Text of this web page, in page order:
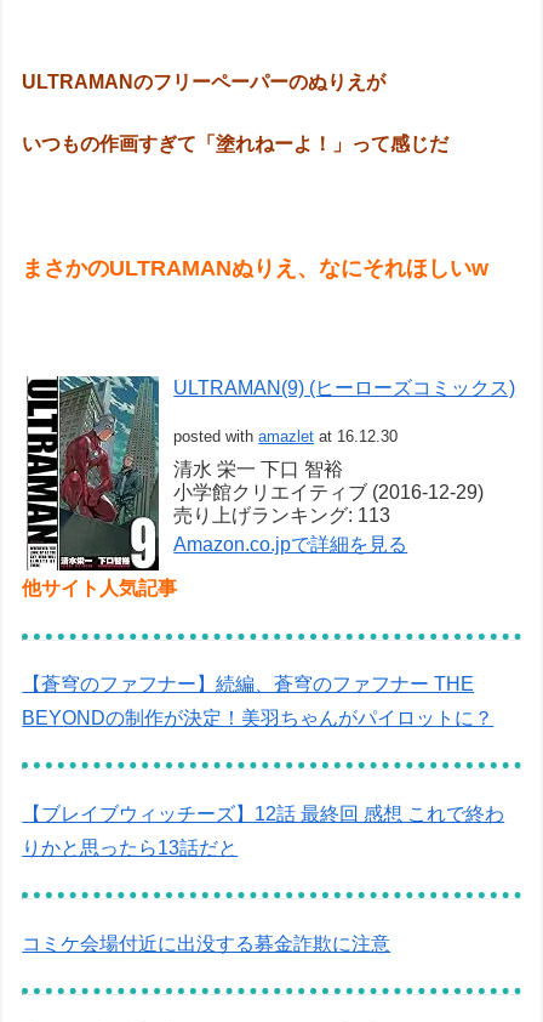
ULTRAMANのフリーペーパーのぬりえが
いつもの作画すぎて「塗れねーよ！」って感じだ
まさかのULTRAMANぬりえ、なにそれほしいw
ULTRAMAN(9) (ヒーローズコミックス)
posted withamazlet at 16.12.30
清水 栄一 下口 智裕
小学館クリエイティブ (2016-12-29)
売り上げランキング: 113
Amazon.co.jpで詳細を見る
他サイト人気記事
【蒼穹のファフナー】続編、蒼穹のファフナー THE
BEYONDの制作が決定！美羽ちゃんがパイロットに？
【ブレイブウィッチーズ】12話 最終回 感想 これで終わ
りかと思ったら13話だと
コミケ会場付近に出没する募金詐欺に注意